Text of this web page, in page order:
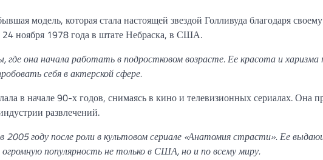
модель, которая стала настоящей звездой Голливуда благодаря
24 ноября 1978 года в штате Небраска, в США.
где она начала работать в подростковом возрасте. Ее красота и харизма
себя в актерской сфере.
в начале 90-х годов, снимаясь в кино и телевизионных сериалах. Она
развлечений.
году после роли в культовом сериале «Анатомия страсти». Ее
популярность не только в США, но и по всему миру.